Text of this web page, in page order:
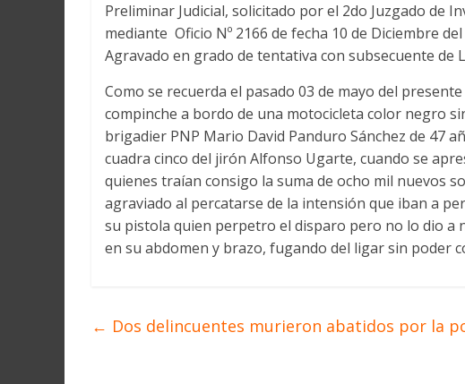
Preliminar Judicial, solicitado por el 2do Juzgado de
mediante Oficio Nº 2166 de fecha 10 de Diciembre
Agravado en grado de tentativa con subsecuente de
Como se recuerda el pasado 03 de mayo del
compinche a bordo de una motocicleta color negro
brigadier PNP Mario David Panduro Sánchez de 47
cuadra cinco del jirón Alfonso Ugarte, cuando se
quienes traían consigo la suma de ocho mil nuevos
agraviado al percatarse de la intensión que iban a
su pistola quien perpetro el disparo pero no lo dio a
en su abdomen y brazo, fugando del ligar sin poder
← Dos delincuentes murieron abatidos por la